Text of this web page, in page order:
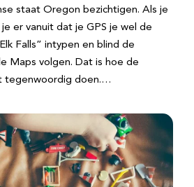
staat Oregon bezichtigen. Als je
er vanuit dat je GPS je wel de
Falls” intypen en blind de
Maps volgen. Dat is hoe de
tegenwoordig doen.…